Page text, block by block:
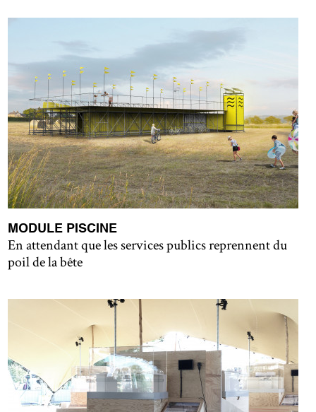
MODULE PISCINE
En attendant que les services publics reprennent du
poil de la bête